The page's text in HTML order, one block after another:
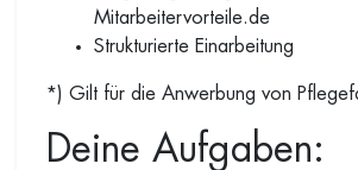
Mitarbeitervorteile.de
Strukturierte Einarbeitung
*) Gilt für die Anwerbung von
Deine Aufgaben: